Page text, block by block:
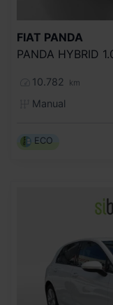
FIAT PANDA
PANDA HYBRID
10.782 km
Manual
ECO